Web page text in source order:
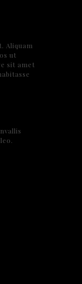
Aliquam
ut
sit amet